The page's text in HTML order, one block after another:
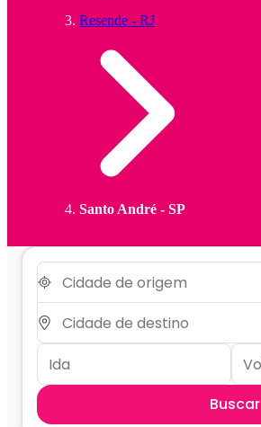
Resende - RJ
Santo André - SP
Buscar